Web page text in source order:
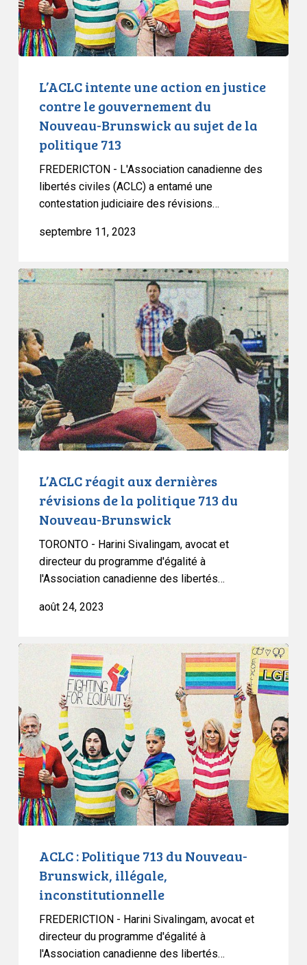
le
gouvernement
du
sujet
politique
L’ACLC intente une action en justice
contre le gouvernement du
Nouveau-Brunswick au sujet de la
politique 713
FREDERICTON - L'Association canadienne des
libertés civiles (ACLC) a entamé une
contestation judiciaire des révisions…
septembre 11, 2023
L’ACLC
réagit
aux
dernières
révisions
de
la
politique
713
du
L’ACLC réagit aux dernières
révisions de la politique 713 du
Nouveau-Brunswick
TORONTO - Harini Sivalingam, avocat et
directeur du programme d'égalité à
l'Association canadienne des libertés…
août 24, 2023
ACLC
713
du
Nouveau-
Brunswick,
illégale,
inconstitutionnelle
ACLC : Politique 713 du Nouveau-
Brunswick, illégale,
inconstitutionnelle
FREDERICTION - Harini Sivalingam, avocat et
directeur du programme d'égalité à
l'Association canadienne des libertés…